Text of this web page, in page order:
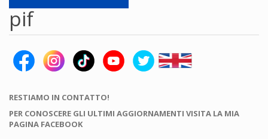
pif
RESTIAMO IN CONTATTO!
PER CONOSCERE GLI ULTIMI AGGIORNAMENTI VISITA LA MIA
PAGINA FACEBOOK